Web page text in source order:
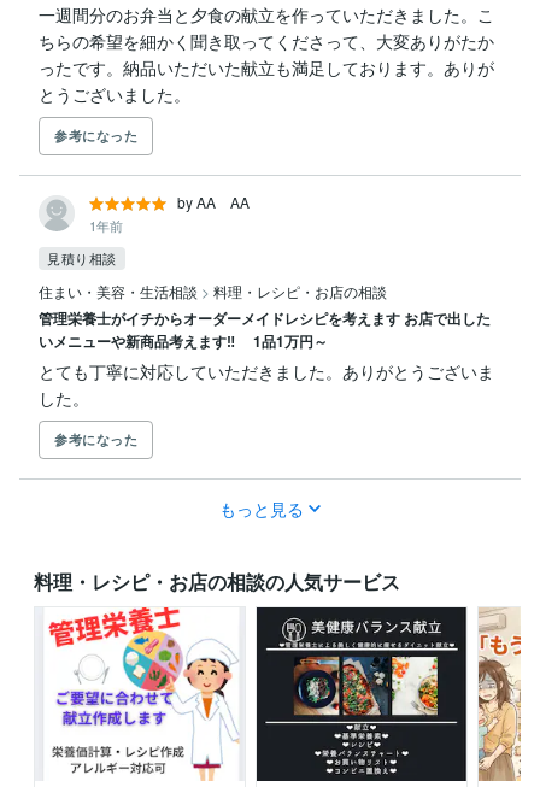
一週間分のお弁当と夕食の献立を作っていただきました。こ
ちらの希望を細かく聞き取ってくださって、大変ありがたか
ったです。納品いただいた献立も満足しております。ありが
とうございました。
参考になった
by AA AA
1年前
見積り相談
住まい・美容・生活相談 > 料理・レシピ・お店の相談
管理栄養士がイチからオーダーメイドレシピを考えます お店で出した
いメニューや新商品考えます‼ 1品1万円～
とても丁寧に対応していただきました。ありがとうございま
した。
参考になった
もっと見る
料理・レシピ・お店の相談の人気サービス